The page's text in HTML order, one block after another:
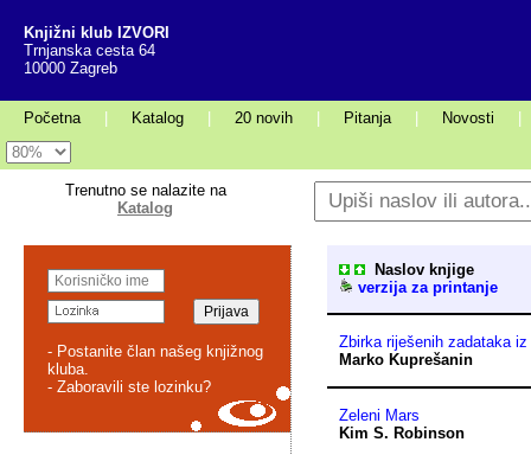
Knjižni klub IZVORI
Trnjanska cesta 64
10000 Zagreb
Početna Katalog 20 novih Pitanja Novosti
Trenutno se nalazite na
Katalog
- Postanite član našeg knjižnog
kluba.
- Zaboravili ste lozinku?
Naslov knjige
verzija za printanje
Zbirka riješenih zadataka
Marko Kuprešanin
Zeleni Mars
Kim S. Robinson